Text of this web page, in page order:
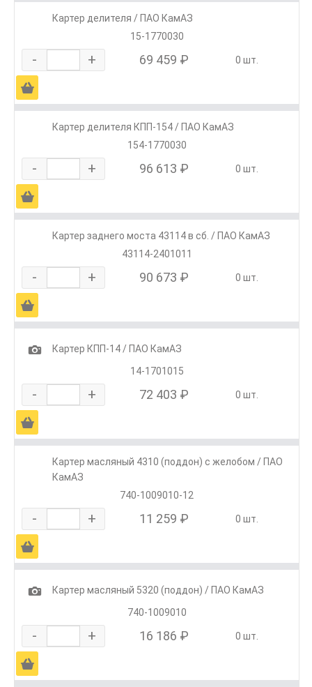
Картер делителя / ПАО КамАЗ
15-1770030
- + 69 459 ₽ 0 шт.
Ä
Картер делителя КПП-154 / ПАО КамАЗ
154-1770030
- + 96 613 ₽ 0 шт.
Ä
Картер заднего моста 43114 в сб. / ПАО КамАЗ
43114-2401011
- + 90 673 ₽ 0 шт.
Ä
1
Картер КПП-14 / ПАО КамАЗ
14-1701015
- + 72 403 ₽ 0 шт.
Ä
Картер масляный 4310 (поддон) с желобом / ПАО
КамАЗ
740-1009010-12
- + 11 259 ₽ 0 шт.
Ä
1
Картер масляный 5320 (поддон) / ПАО КамАЗ
740-1009010
- + 16 186 ₽ 0 шт.
Ä